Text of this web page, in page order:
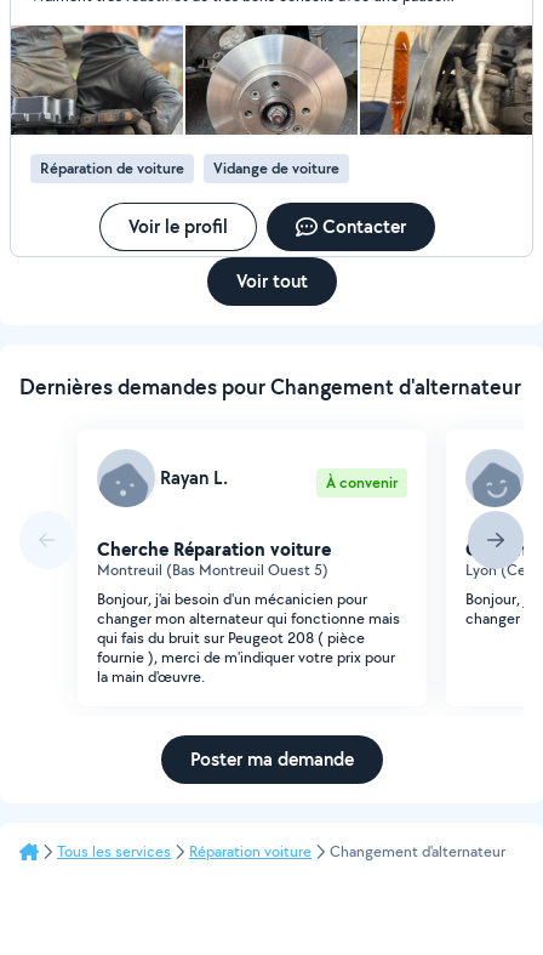
sécurité et la satisfaction du client. Sérieux, réactif et
organisé, j'accorde une grande importance à la qualité du
travail réalisé ainsi qu'au respect des délais. Mon sens de
l'observation et ma capacité à identifier rapidement les
pannes me permettent d'intervenir efficacement sur tous
types de dysfonctionnements mécaniques.
Réparation de voiture Vidange de voiture
Voir le profil Contacter
Voir tout
Dernières demandes pour Changement d'alternateur
Rayan L. À convenir
Cherche Réparation voiture
Montreuil (Bas Montreuil Ouest 5)
Bonjour, j'ai besoin d'un mécanicien pour
changer mon alternateur qui fonctionne mais
qui fais du bruit sur Peugeot 208 ( pièce
fournie ), merci de m'indiquer votre prix pour
la main d'œuvre.
Lyon
Bonjour,
changer
Poster ma demande
Tous les services Réparation voiture Changement d'alternateur